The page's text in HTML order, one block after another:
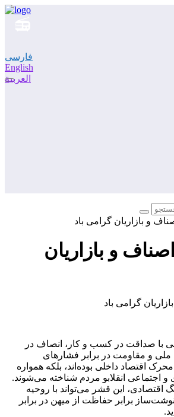
فارسی
English
العربية
و بازاریان گرامی باد
و بازاریان
با صداقت در کسب و کار، انصاف در
ملی و مقاومت در برابر فشارهای
محرک اقتصاد داخلی بوده‌اند، بلکه همواره
و اجتماعی انقلابو مردم شناخته می‌شوند.
اقتصادی، این قشر می‌تواند با روحیه
برابر حفاظت از میهن در برابر